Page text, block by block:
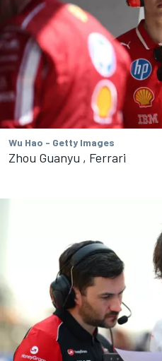
Wu Hao - Getty Images
Zhou Guanyu , Ferrari